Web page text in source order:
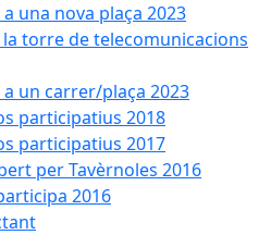
una nova plaça 2023
torre de telecomunicacions
un carrer/plaça 2023
participatius 2018
participatius 2017
per Tavèrnoles 2016
2016